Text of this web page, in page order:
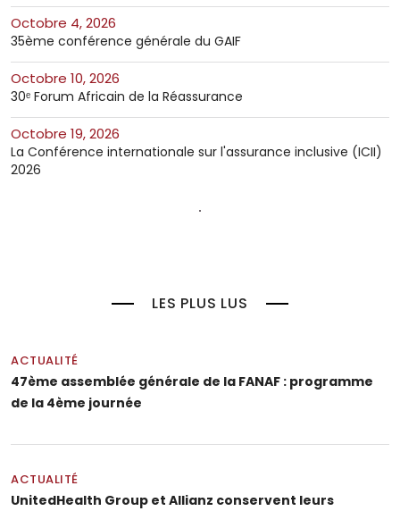
octobre 4, 2026
35ème conférence générale du GAIF
octobre 10, 2026
30ᵉ Forum Africain de la Réassurance
octobre 19, 2026
La Conférence internationale sur l'assurance inclusive (ICII)
2026
LES PLUS LUS
ACTUALITÉ
47ème assemblée générale de la FANAF : programme
de la 4ème journée
ACTUALITÉ
UnitedHealth Group et Allianz conservent leurs